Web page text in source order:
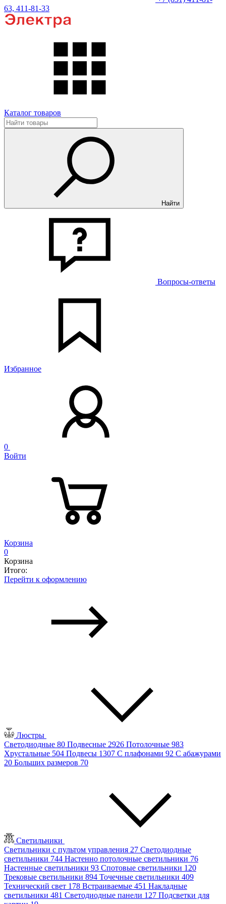
63, 411-81-33
Каталог товаров
Найти
Вопросы-ответы
Избранное
0
Войти
Корзина
0
Корзина
Итого:
Перейти к оформлению
Люстры
Светодиодные 80 Подвесные 2926 Потолочные 983
Хрустальные 504 Подвесы 1307 С плафонами 92 С абажурами
20 Больших размеров 70
Светильники
Светильники с пультом управления 27 Светодиодные
светильники 744 Настенно потолочные светильники 76
Настенные светильники 93 Спотовые светильники 120
Трековые светильники 894 Точечные светильники 409
Технический свет 178 Встраиваемые 451 Накладные
светильники 481 Светодиодные панели 127 Подсветки для